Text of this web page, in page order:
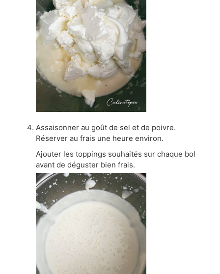
Assaisonner au goût de sel et de poivre.
Réserver au frais une heure environ.
Ajouter les toppings souhaités sur chaque bol
avant de déguster bien frais.